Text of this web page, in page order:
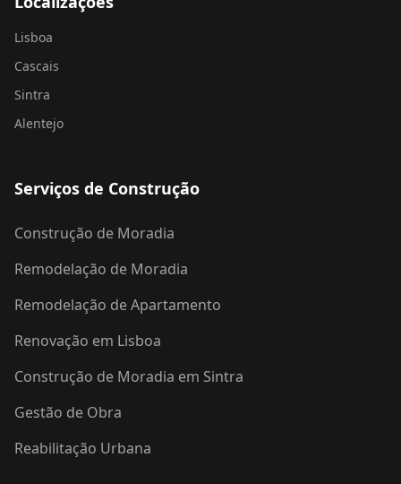
Lisboa
Cascais
Sintra
Alentejo
Serviços de Construção
Construção de Moradia
Remodelação de Moradia
Remodelação de Apartamento
Renovação em Lisboa
Construção de Moradia em Sintra
Gestão de Obra
Reabilitação Urbana